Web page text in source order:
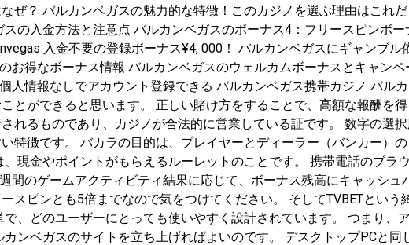
ぜ？ バルカンベガスの魅力的な特徴！このカジノを選ぶ理由はこれ
の入金方法と注意点 バルカンベガスのボーナス4：フリースピンボ
入金不要の登録ボーナス¥4, 000！ バルカンベガスにギャンブ
お得なボーナス情報 バルカンベガスのウェルカムボーナスとキャン
人情報なしでアカウント登録できる バルカンベガス携帯カジノ バル
とができると思います。 正しい賭け方をすることで、高額な報酬を
れるものであり、カジノが合法的に営業している証です。 数字の選
特徴です。 バカラの目的は、プレイヤーとディーラー（バンカー）
現金やポイントがもらえるルーレットのことです。 携帯電話のブラ
間のゲームアクティビティ結果に応じて、ボーナス残高にキャッシ
スピンとも5倍までなので気をつけてください。 そしてTVBETという
、どのユーザーにとっても使いやすく設計されています。 つまり、
ンベガスのサイトを立ち上げればよいのです。 デスクトップPCと